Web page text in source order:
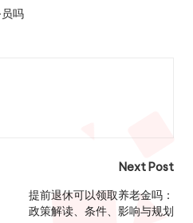
Next Post
提前退休可以领取养老金吗：
政策解读、条件、影响与规划